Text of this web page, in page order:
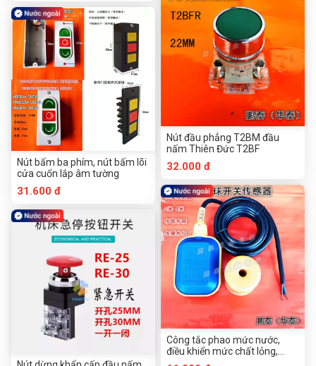
Nút bấm ba phím, nút bấm lõi
cửa cuốn lắp âm tường
31.600 đ
Nút đầu phẳng T2BM đầu
nấm Thiên Đức T2BF
32.000 đ
Công tắc phao mức nước,
điều khiển mức chất lỏng,
màu xanh, 4 mét, 2 mét